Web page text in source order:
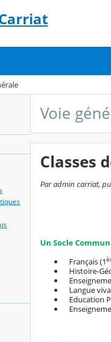
Voie
Classes
Par admin carriat,
Un Socle Commun
Français (1
Histoire-
Langue
Education